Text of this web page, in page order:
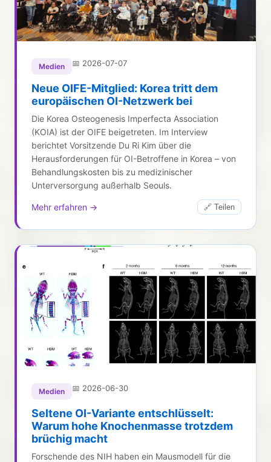
Medien 📅 2026-07-07
Neue OIFE-Mitglied: Korea tritt dem
europäischen OI-Netzwerk bei
Die Korea Osteogenesis Imperfecta Association
(KOIA) ist der OIFE beigetreten. Im Interview
berichtet Vorsitzende Du Ri Kim über die
Herausforderungen für OI-Betroffene in Korea – von
Behandlungskosten bis zu medizinischer
Unterversorgung außerhalb Seouls.
Mehr erfahren → 🔗 Teilen
Medien 📅 2026-06-30
Seltene OI-Variante entschlüsselt:
Warum hohe Knochenmasse trotzdem
brüchig macht
Forschende des NIH haben ein Mausmodell für die